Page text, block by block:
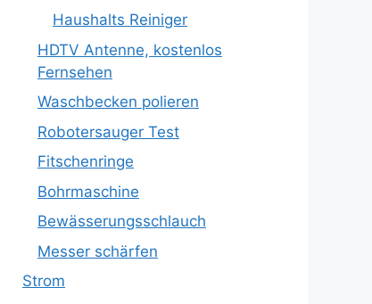
Haushalts Reiniger
HDTV Antenne, kostenlos
Fernsehen
Waschbecken polieren
Robotersauger Test
Fitschenringe
Bohrmaschine
Bewässerungsschlauch
Messer schärfen
Strom